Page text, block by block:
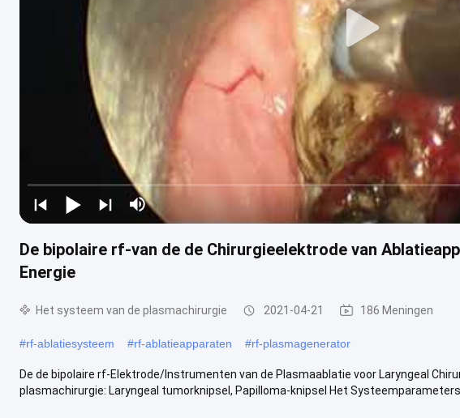
De bipolaire rf-van de de Chirurgieelektrode van
Energie
Het systeem van de plasmachirurgie 2021-04-21 186 Meningen
#rf-ablatiesysteem #rf-ablatieapparaten #rf-plasmagenerator
De de bipolaire rf-Elektrode/Instrumenten van de Plasmaablatie voor Laryngeal
plasmachirurgie: Laryngeal tumorknipsel, Papilloma-knipsel Het Systeemparameters